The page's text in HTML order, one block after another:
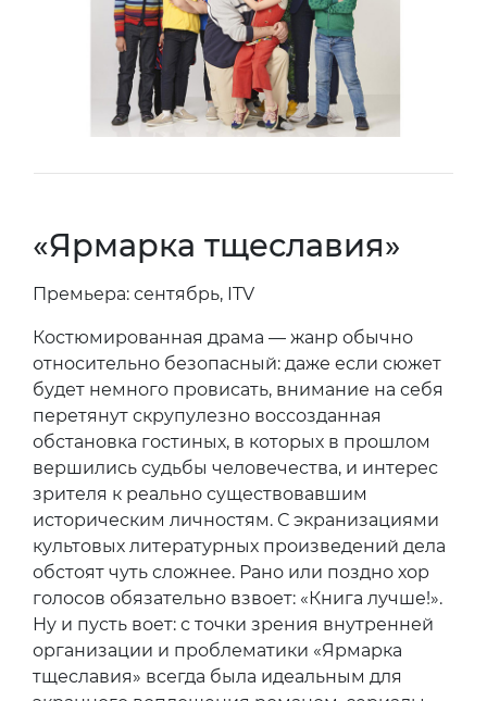
«Ярмарка тщеславия»
Премьера: сентябрь, ITV
Костюмированная драма — жанр обычно
относительно безопасный: даже если сюжет
будет немного провисать, внимание на себя
перетянут скрупулезно воссозданная
обстановка гостиных, в которых в прошлом
вершились судьбы человечества, и интерес
зрителя к реально существовавшим
историческим личностям. С экранизациями
культовых литературных произведений дела
обстоят чуть сложнее. Рано или поздно хор
голосов обязательно взвоет: «Книга лучше!».
Ну и пусть воет: с точки зрения внутренней
организации и проблематики «Ярмарка
тщеславия» всегда была идеальным для